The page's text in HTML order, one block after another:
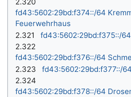
fd43:5602:29bd:f374::/64
Feuerwehrhaus
2.321
fd43:5602:29bd:f375::/
2.322
fd43:5602:29bd:f376::/64
2.323
fd43:5602:29bd:f377::/
2.324
fd43:5602:29bd:f378::/64